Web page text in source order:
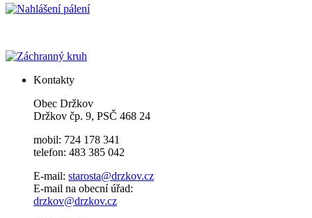
Kontakty
Obec Držkov
Držkov čp. 9, PSČ 468 24
mobil: 724 178 341
telefon: 483 385 042
E-mail: starosta@drzkov.cz
E-mail na obecní úřad:
drzkov@drzkov.cz